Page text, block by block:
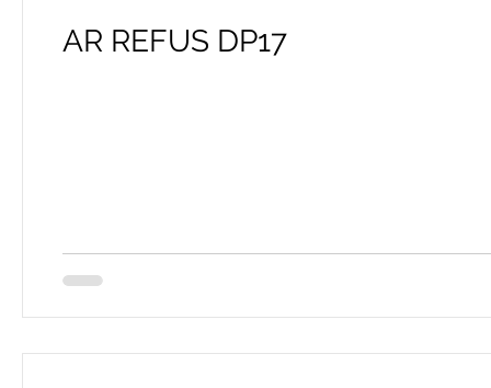
AR REFUS DP17